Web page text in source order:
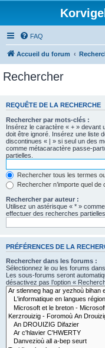
FAQ
Accueil du forum
Rechercher
REQUÊTE DE LA RECHERCHE
Rechercher par mots-clés :
Insérez le caractère « + » devant
doit être ignoré. Insérez une liste
discontinues « | » si seul un des
comme métacaractère passe-
partielles.
Rechercher tous les termes
Rechercher n’importe quel de
Rechercher par auteur :
Utilisez un astérisque « * »
effectuer des recherches partielles.
PRÉFÉRENCES DE LA
Rechercher dans les forums :
Sélectionnez le ou les forums
Les sous-forums seront
désactivez pas l’option «